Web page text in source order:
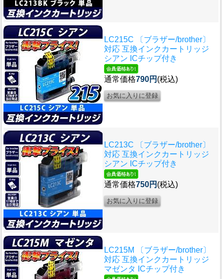
LC215C 〔ブラザー/brother〕
対応 互換インクカートリッジ
シアン ICチップ付き
通常価格790円 (税込)
LC213C 〔ブラザー/brother〕
対応 互換インクカートリッジ
シアン ICチップ付き
通常価格750円 (税込)
LC215M 〔ブラザー/brother〕
対応 互換インクカートリッジ
マゼンタ ICチップ付き